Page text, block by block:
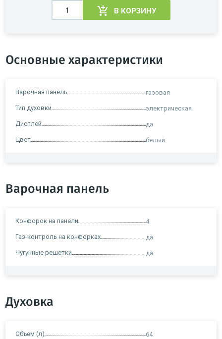
В КОРЗИНУ
Основные характеристики
Варочная панель газовая
Тип духовки электрическая
Дисплей да
Цвет белый
Варочная панель
Конфорок на панели 4
Газ-контроль на конфорках да
Чугунные решетки да
Духовка
Объем (л) 64